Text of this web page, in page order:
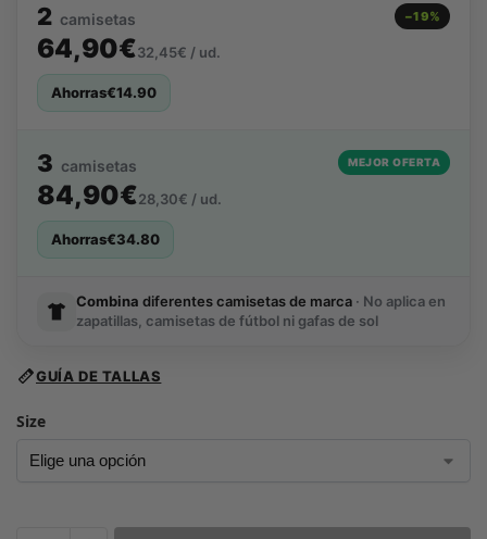
2 camisetas −19%
64,90€32,45€ / ud.
Ahorras€14.90
3 camisetas MEJOR OFERTA
84,90€28,30€ / ud.
Ahorras€34.80
Combina diferentes camisetas de marca · No aplica en
zapatillas, camisetas de fútbol ni gafas de sol
GUÍA DE TALLAS
Size